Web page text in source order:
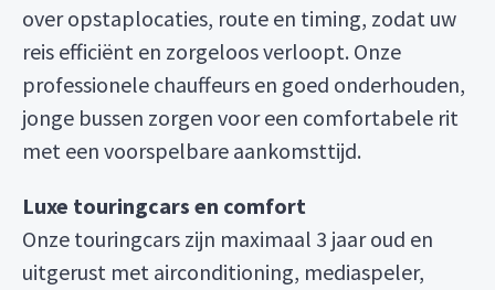
over opstaplocaties, route en timing, zodat uw
reis efficiënt en zorgeloos verloopt. Onze
professionele chauffeurs en goed onderhouden,
jonge bussen zorgen voor een comfortabele rit
met een voorspelbare aankomsttijd.
Luxe touringcars en comfort
Onze touringcars zijn maximaal 3 jaar oud en
uitgerust met airconditioning, mediaspeler,